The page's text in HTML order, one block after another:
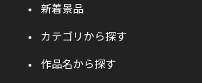
新着景品
カテゴリから探す
作品名から探す